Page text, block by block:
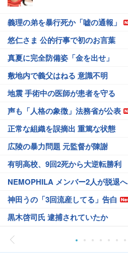
義理の弟を暴行死か「嘘の通報」
悠仁さま 公的行事で初のお言葉
真夏に完全防備姿「金を出せ」
敷地内で義父はねる 意識不明
地震 手術中の医師が患者を守る
声も「人格の象徴」法務省が公表
正常な組織を誤摘出 重篤な状態
広陵の暴力問題 元監督が陳謝
有明高校、9回2死から大逆転勝利
NEMOPHILA メンバー2人が脱退へ
神田うの「3回流産してる」告白
黒木啓司氏 逮捕されていたか